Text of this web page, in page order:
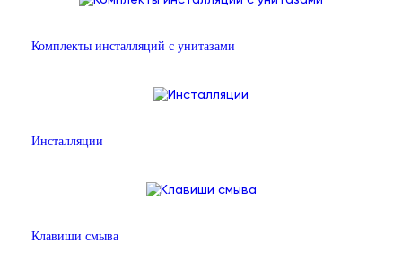
Комплекты инсталляций с унитазами
Инсталляции
Клавиши смыва